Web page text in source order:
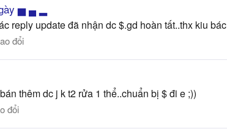
▅ ▄ ▂
reply update đã nhận dc $.gd hoàn tất..thx kiu bác
đổi
thêm dc j k t2 rửa 1 thể..chuẩn bị $ đi e ;))
đổi